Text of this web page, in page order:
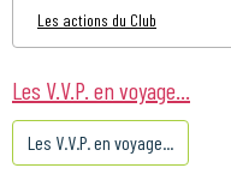
Les actions du Club
Les V.V.P. en voyage...
Les V.V.P. en voyage...